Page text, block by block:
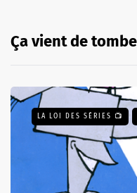
Ça vient de
LA LOI DES SÉRIES 📺